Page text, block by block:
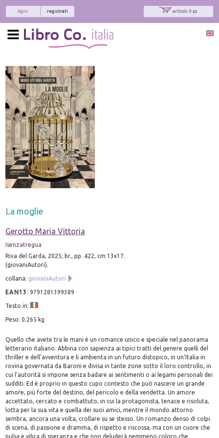
articoli: 0 pz.
registrati
login
La moglie
Gerotto Maria Vittoria
Isenzatregua
Riva del Garda, 2025; br., pp. 422, cm 13x17.
(giovaniAutori).
collana: giovaniAutori
EAN13 :9791281399389
Testo in:
Peso: 0.265 kg
Quello che avete tra le mani è un romance unico e speciale nel panorama
letterario italiano. Abbina con sapienza ai tipici tratti del genere quelli del
thriller e dell'avventura e li ambienta in un futuro distopico, in un'Italia in
rovina governata da Baroni e divisa in tante zone sotto il loro controllo, in
cui l'autorità si impone senza badare ai sentimenti o ai legami personali dei
sudditi. Ed è proprio in questo cupo contesto che può nascere un grande
amore, più forte del destino, del pericolo e della vendetta. Un amore
accettato, cercato e combattuto, in cui la protagonista, tenace e risoluta,
lotta per la sua vita e quella dei suoi amici, mentre il mondo attorno
sembra, ancora una volta, crollare su se stesso. Un romanzo denso di colpi
di scena, di passione e dramma, di rispetto e riscossa, ma con un cuore che
pulsa e vibra di speranza e che non deluderà nemmeno coloro che